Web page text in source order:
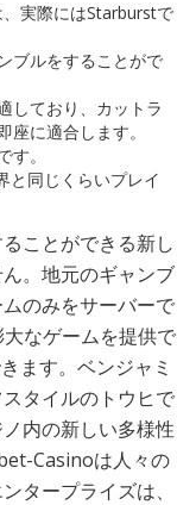
実際にはStarburstで
ブルをすることがで
しており、カットラ
に適合します。
。
と同じくらいプレイ
ことができる新し
。地元のギャンブ
のみをサーバーで
なゲームを提供で
ます。ベンジャミ
タイルのトウヒで
内の新しい多様性
Casinoは人々の
タープライズは、